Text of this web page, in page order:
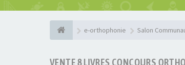
e-orthophonie Salon
VENTE 8 LIVRES CONCOURS